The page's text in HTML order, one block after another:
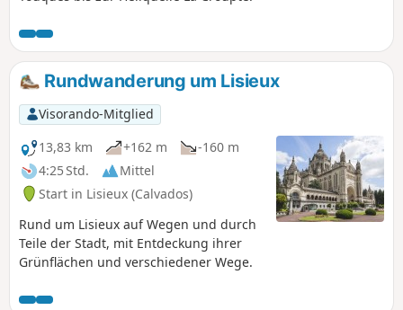
Rundwanderung um Lisieux
Visorando-Mitglied
13,83 km
+162 m
-160 m
4:25 Std.
Mittel
Start in Lisieux (Calvados)
Rund um Lisieux auf Wegen und durch
Teile der Stadt, mit Entdeckung ihrer
Grünflächen und verschiedener Wege.